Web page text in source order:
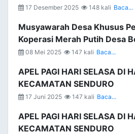
17 Desember 2025 148 kali Baca...
Musyawarah Desa Khusus
Koperasi Merah Putih Desa
08 Mei 2025 147 kali Baca...
APEL PAGI HARI SELASA DI
KECAMATAN SENDURO
17 Juni 2025 147 kali Baca...
APEL PAGI HARI SELASA DI
KECAMATAN SENDURO